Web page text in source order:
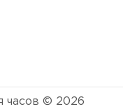
часов © 2026